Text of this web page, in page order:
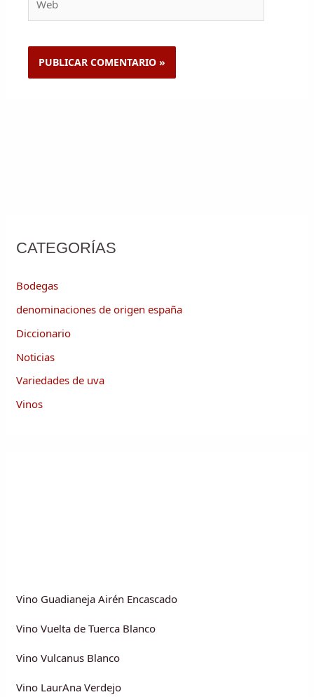
CATEGORÍAS
Bodegas
denominaciones de origen españa
Diccionario
Noticias
Variedades de uva
Vinos
Vino Guadianeja Airén Encascado
Vino Vuelta de Tuerca Blanco
Vino Vulcanus Blanco
Vino LaurAna Verdejo